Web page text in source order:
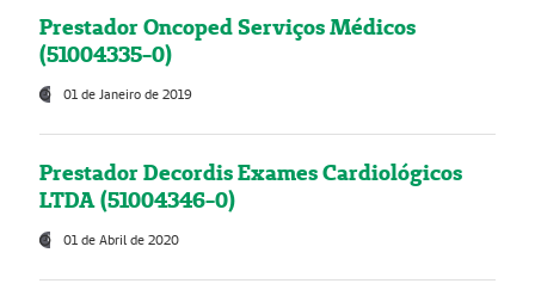
Prestador Oncoped Serviços Médicos
(51004335-0)
01 de Janeiro de 2019
Prestador Decordis Exames Cardiológicos
LTDA (51004346-0)
01 de Abril de 2020